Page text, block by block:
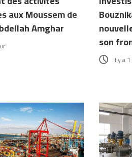
aux Moussem de
Amghar
son
il y a